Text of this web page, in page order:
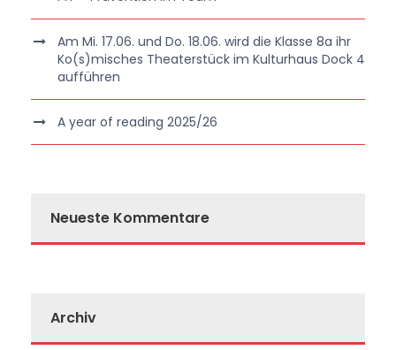
Am Mi. 17.06. und Do. 18.06. wird die Klasse 8a ihr
Ko(s)misches Theaterstück im Kulturhaus Dock 4
aufführen
A year of reading 2025/26
Neueste Kommentare
Archiv